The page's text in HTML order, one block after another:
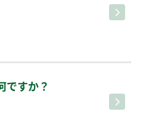
ですか？